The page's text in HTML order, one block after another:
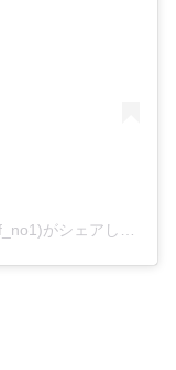
米澤 蓮 Ren Yonezawa(@yoneren_golf_no1)がシェアした投稿